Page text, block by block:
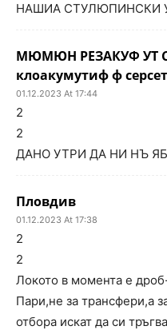
НАШИА СТУЛЮПИНСКИ
МЮМЮН РЕЗАКУФ УТ
клоакумутиф ф
01.12.2023 At 17:44
2
2
ДАНО УТРИ ДА НИ НЪ
Пловдив
01.12.2023 At 17:38
2
2
Локото в момента е
Пари,не за трансфери,а
отбора искат да си